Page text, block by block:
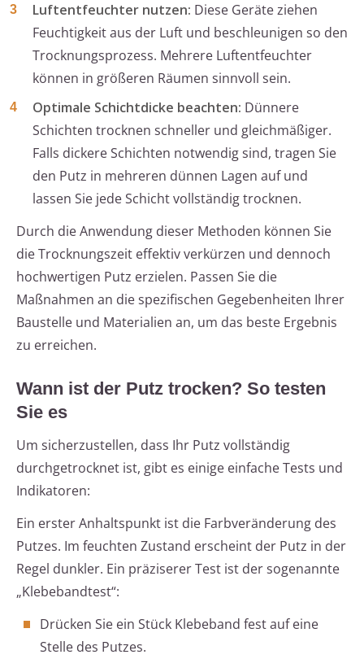
Luftentfeuchter nutzen: Diese Geräte ziehen
Feuchtigkeit aus der Luft und beschleunigen so den
Trocknungsprozess. Mehrere Luftentfeuchter
können in größeren Räumen sinnvoll sein.
Optimale Schichtdicke beachten: Dünnere
Schichten trocknen schneller und gleichmäßiger.
Falls dickere Schichten notwendig sind, tragen Sie
den Putz in mehreren dünnen Lagen auf und
lassen Sie jede Schicht vollständig trocknen.
Durch die Anwendung dieser Methoden können Sie
die Trocknungszeit effektiv verkürzen und dennoch
hochwertigen Putz erzielen. Passen Sie die
Maßnahmen an die spezifischen Gegebenheiten Ihrer
Baustelle und Materialien an, um das beste Ergebnis
zu erreichen.
Wann ist der Putz trocken? So testen
Sie es
Um sicherzustellen, dass Ihr Putz vollständig
durchgetrocknet ist, gibt es einige einfache Tests und
Indikatoren:
Ein erster Anhaltspunkt ist die Farbveränderung des
Putzes. Im feuchten Zustand erscheint der Putz in der
Regel dunkler. Ein präziserer Test ist der sogenannte
„Klebebandtest“:
Drücken Sie ein Stück Klebeband fest auf eine
Stelle des Putzes.